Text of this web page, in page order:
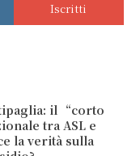
Iscritti
il “corto
tra ASL e
la verità sulla